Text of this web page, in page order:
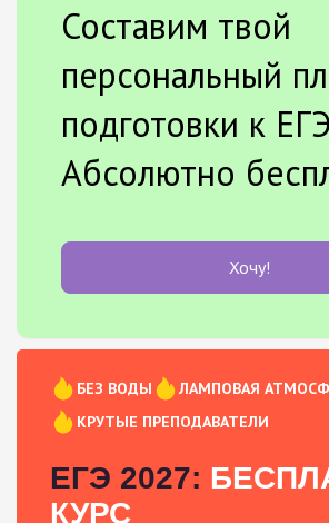
Составим твой
персональный
подготовки к
Абсолютно
Хочу!
БЕЗ ВОДЫ
ЛАМПОВАЯ
КРУТЫЕ ПРЕПОДАВАТЕЛИ
ЕГЭ 2027:
КУРС